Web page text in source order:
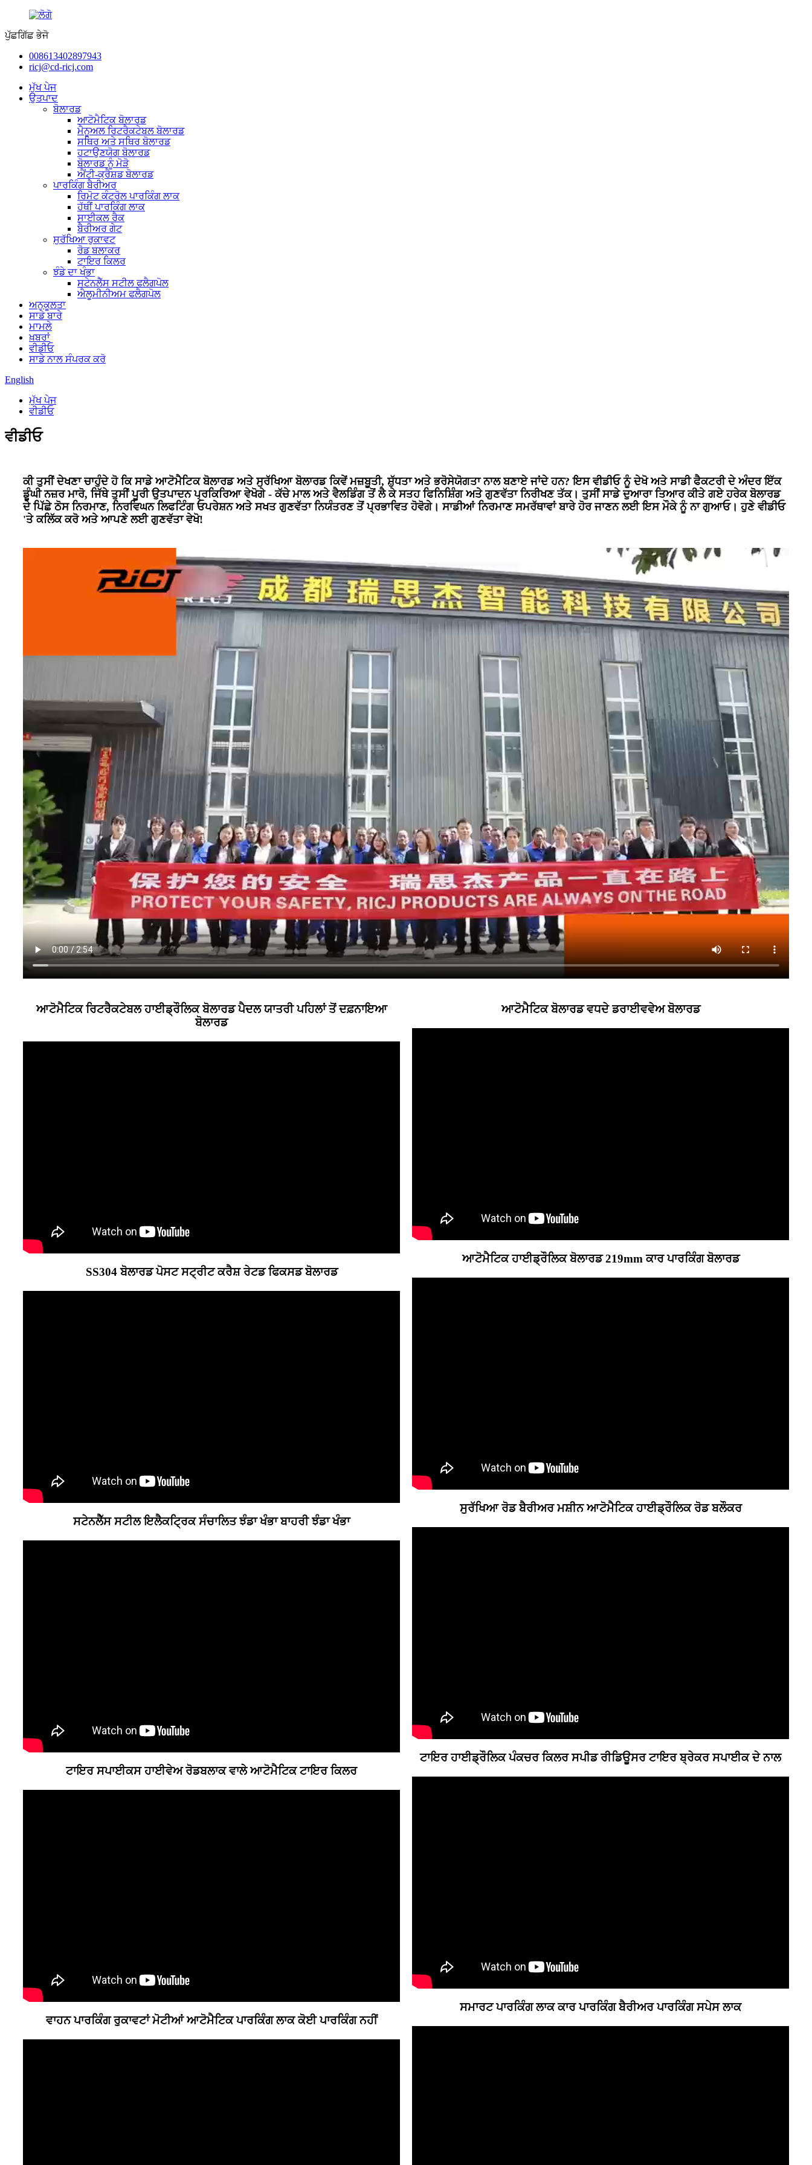
ਪੁੱਛਗਿੱਛ ਭੇਜੋ
008613402897943
ricj@cd-ricj.com
ਮੁੱਖ ਪੇਜ
ਉਤਪਾਦ
ਬੋਲਾਰਡ
ਆਟੋਮੈਟਿਕ ਬੋਲਾਰਡ
ਮੈਨੂਅਲ ਰਿਟਰੈਕਟੇਬਲ ਬੋਲਾਰਡ
ਸਥਿਰ ਅਤੇ ਸਥਿਰ ਬੋਲਾਰਡ
ਹਟਾਉਣਯੋਗ ਬੋਲਾਰਡ
ਬੋਲਾਰਡ ਨੂੰ ਮੋੜੋ
ਐਂਟੀ-ਕ੍ਰੈਸ਼ਡ ਬੋਲਾਰਡ
ਪਾਰਕਿੰਗ ਬੈਰੀਅਰ
ਰਿਮੋਟ ਕੰਟਰੋਲ ਪਾਰਕਿੰਗ ਲਾਕ
ਹੱਥੀਂ ਪਾਰਕਿੰਗ ਲਾਕ
ਸਾਈਕਲ ਰੈਕ
ਬੈਰੀਅਰ ਗੇਟ
ਸੁਰੱਖਿਆ ਰੁਕਾਵਟ
ਰੋਡ ਬਲਾਕਰ
ਟਾਇਰ ਕਿਲਰ
ਝੰਡੇ ਦਾ ਖੰਭਾ
ਸਟੇਨਲੈੱਸ ਸਟੀਲ ਫਲੈਗਪੋਲ
ਐਲੂਮੀਨੀਅਮ ਫਲੈਗਪੋਲ
ਅਨੁਕੂਲਤਾ
ਸਾਡੇ ਬਾਰੇ
ਮਾਮਲੇ
ਖ਼ਬਰਾਂ
ਵੀਡੀਓ
ਸਾਡੇ ਨਾਲ ਸੰਪਰਕ ਕਰੋ
English
ਮੁੱਖ ਪੇਜ
ਵੀਡੀਓ
ਵੀਡੀਓ
ਕੀ ਤੁਸੀਂ ਦੇਖਣਾ ਚਾਹੁੰਦੇ ਹੋ ਕਿ ਸਾਡੇ ਆਟੋਮੈਟਿਕ ਬੋਲਾਰਡ ਅਤੇ ਸੁਰੱਖਿਆ ਬੋਲਾਰਡ ਕਿਵੇਂ ਮਜ਼ਬੂਤੀ, ਸ਼ੁੱਧਤਾ ਅਤੇ ਭਰੋਸੇਯੋਗਤਾ ਨਾਲ ਬਣਾਏ ਜਾਂਦੇ ਹਨ? ਇਸ ਵੀਡੀਓ ਨੂੰ ਦੇਖੋ ਅਤੇ ਸਾਡੀ ਫੈਕਟਰੀ ਦੇ ਅੰਦਰ ਇੱਕ
ਡੂੰਘੀ ਨਜ਼ਰ ਮਾਰੋ, ਜਿੱਥੇ ਤੁਸੀਂ ਪੂਰੀ ਉਤਪਾਦਨ ਪ੍ਰਕਿਰਿਆ ਵੇਖੋਗੇ - ਕੱਚੇ ਮਾਲ ਅਤੇ ਵੈਲਡਿੰਗ ਤੋਂ ਲੈ ਕੇ ਸਤਹ ਫਿਨਿਸ਼ਿੰਗ ਅਤੇ ਗੁਣਵੱਤਾ ਨਿਰੀਖਣ ਤੱਕ। ਤੁਸੀਂ ਸਾਡੇ ਦੁਆਰਾ ਤਿਆਰ ਕੀਤੇ ਗਏ ਹਰੇਕ ਬੋਲਾਰਡ
ਦੇ ਪਿੱਛੇ ਠੋਸ ਨਿਰਮਾਣ, ਨਿਰਵਿਘਨ ਲਿਫਟਿੰਗ ਓਪਰੇਸ਼ਨ ਅਤੇ ਸਖਤ ਗੁਣਵੱਤਾ ਨਿਯੰਤਰਣ ਤੋਂ ਪ੍ਰਭਾਵਿਤ ਹੋਵੋਗੇ। ਸਾਡੀਆਂ ਨਿਰਮਾਣ ਸਮਰੱਥਾਵਾਂ ਬਾਰੇ ਹੋਰ ਜਾਣਨ ਲਈ ਇਸ ਮੌਕੇ ਨੂੰ ਨਾ ਗੁਆਓ। ਹੁਣੇ ਵੀਡੀਓ
'ਤੇ ਕਲਿੱਕ ਕਰੋ ਅਤੇ ਆਪਣੇ ਲਈ ਗੁਣਵੱਤਾ ਵੇਖੋ!
ਆਟੋਮੈਟਿਕ ਰਿਟਰੈਕਟੇਬਲ ਹਾਈਡ੍ਰੌਲਿਕ ਬੋਲਾਰਡ ਪੈਦਲ ਯਾਤਰੀ ਪਹਿਲਾਂ ਤੋਂ ਦਫ਼ਨਾਇਆ
ਬੋਲਾਰਡ
SS304 ਬੋਲਾਰਡ ਪੋਸਟ ਸਟ੍ਰੀਟ ਕਰੈਸ਼ ਰੇਟਡ ਫਿਕਸਡ ਬੋਲਾਰਡ
ਸਟੇਨਲੈੱਸ ਸਟੀਲ ਇਲੈਕਟ੍ਰਿਕ ਸੰਚਾਲਿਤ ਝੰਡਾ ਖੰਭਾ ਬਾਹਰੀ ਝੰਡਾ ਖੰਭਾ
ਟਾਇਰ ਸਪਾਈਕਸ ਹਾਈਵੇਅ ਰੋਡਬਲਾਕ ਵਾਲੇ ਆਟੋਮੈਟਿਕ ਟਾਇਰ ਕਿਲਰ
ਵਾਹਨ ਪਾਰਕਿੰਗ ਰੁਕਾਵਟਾਂ ਮੋਟੀਆਂ ਆਟੋਮੈਟਿਕ ਪਾਰਕਿੰਗ ਲਾਕ ਕੋਈ ਪਾਰਕਿੰਗ ਨਹੀਂ
ਆਟੋਮੈਟਿਕ ਬੋਲਾਰਡ ਵਧਦੇ ਡਰਾਈਵਵੇਅ ਬੋਲਾਰਡ
ਆਟੋਮੈਟਿਕ ਹਾਈਡ੍ਰੌਲਿਕ ਬੋਲਾਰਡ 219mm ਕਾਰ ਪਾਰਕਿੰਗ ਬੋਲਾਰਡ
ਸੁਰੱਖਿਆ ਰੋਡ ਬੈਰੀਅਰ ਮਸ਼ੀਨ ਆਟੋਮੈਟਿਕ ਹਾਈਡ੍ਰੌਲਿਕ ਰੋਡ ਬਲੌਕਰ
ਟਾਇਰ ਹਾਈਡ੍ਰੌਲਿਕ ਪੰਕਚਰ ਕਿਲਰ ਸਪੀਡ ਰੀਡਿਊਸਰ ਟਾਇਰ ਬ੍ਰੇਕਰ ਸਪਾਈਕ ਦੇ ਨਾਲ
ਸਮਾਰਟ ਪਾਰਕਿੰਗ ਲਾਕ ਕਾਰ ਪਾਰਕਿੰਗ ਬੈਰੀਅਰ ਪਾਰਕਿੰਗ ਸਪੇਸ ਲਾਕ